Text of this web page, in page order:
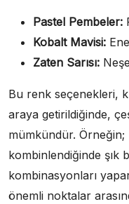
Pastel Pembeler:
Kobalt Mavisi:
Zaten Sarısı:
Bu renk seçenekleri,
araya getirildiğinde,
mümkündür.
kombinlendiğinde şık
kombinasyonları
önemli noktalar